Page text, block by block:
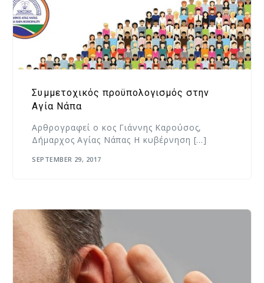
Συμμετοχικός προϋπολογισμός στην
Αγία Νάπα
Αρθρογραφεί ο κος Γιάννης Καρούσος,
Δήμαρχος Αγίας Νάπας Η κυβέρνηση […]
SEPTEMBER 29, 2017